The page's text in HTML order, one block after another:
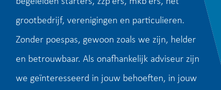
grootbedrijf, verenigingen en particulieren.
Zonder poespas, gewoon zoals we zijn, helder
en betrouwbaar. Als onafhankelijk adviseur zijn
we geïnteresseerd in jouw behoeften, in jouw